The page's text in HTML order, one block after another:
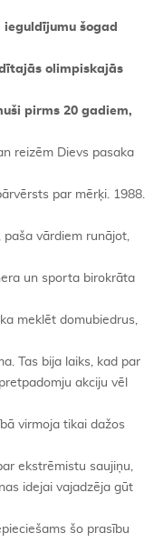
šogad
olimpiskajās
pirms 20 gadiem,
reizēm Dievs pasaka
par mērķi. 1988.
paša vārdiem runājot,
un sporta birokrāta
meklēt domubiedrus,
Tas bija laiks, kad par
akciju vēl
virmoja tikai dažos
ekstrēmistu saujiņu,
idejai vajadzēja gūt
šo prasību